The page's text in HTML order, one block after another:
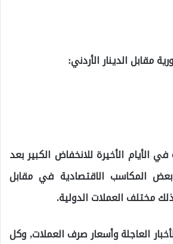
مقابل الدينار الأردني:
الأيام الأخيرة للانخفاض الكبير بعد
المكاسب الاقتصادية في مقابل
مختلف العملات الدولية.
العاجلة وأسعار صرف العملات, وكل